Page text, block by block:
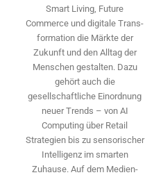
Smart Living, Future
Commerce und digitale Trans­
formation die Märkte der
Zukunft und den Alltag der
Menschen gestalten. Dazu
gehört auch die
gesellschaftliche Einordnung
neuer Trends – von AI
Computing über Retail
Strategien bis zu sensorischer
Intelligenz im smarten
Zuhause. Auf dem Medien­